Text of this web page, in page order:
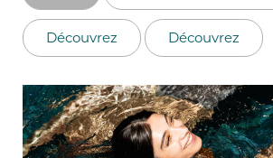
Découvrez Découvrez